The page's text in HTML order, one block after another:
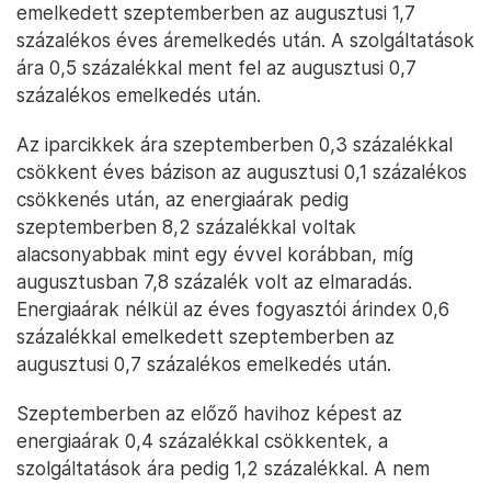
emelkedett szeptemberben az augusztusi 1,7
százalékos éves áremelkedés után. A szolgáltatások
ára 0,5 százalékkal ment fel az augusztusi 0,7
százalékos emelkedés után.
Az iparcikkek ára szeptemberben 0,3 százalékkal
csökkent éves bázison az augusztusi 0,1 százalékos
csökkenés után, az energiaárak pedig
szeptemberben 8,2 százalékkal voltak
alacsonyabbak mint egy évvel korábban, míg
augusztusban 7,8 százalék volt az elmaradás.
Energiaárak nélkül az éves fogyasztói árindex 0,6
százalékkal emelkedett szeptemberben az
augusztusi 0,7 százalékos emelkedés után.
Szeptemberben az előző havihoz képest az
energiaárak 0,4 százalékkal csökkentek, a
szolgáltatások ára pedig 1,2 százalékkal. A nem